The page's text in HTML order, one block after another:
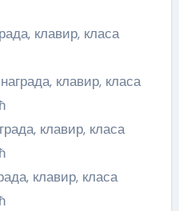
клавир, класа
клавир, класа
клавир, класа
клавир, класа